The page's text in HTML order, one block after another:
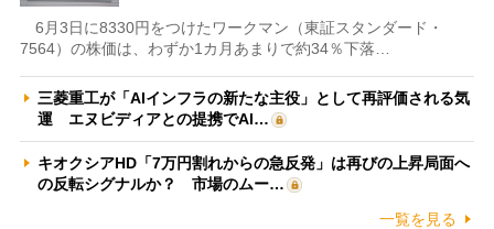
6月3日に8330円をつけたワークマン（東証スタンダード・
7564）の株価は、わずか1カ月あまりで約34％下落…
三菱重工が「AIインフラの新たな主役」として再評価される気
運 エヌビディアとの提携でAI…
キオクシアHD「7万円割れからの急反発」は再びの上昇局面へ
の反転シグナルか？ 市場のムー…
一覧を見る